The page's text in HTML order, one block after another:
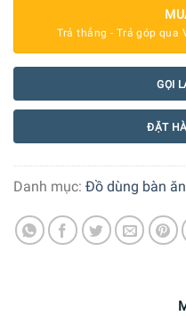
Trả thẳng - Trả góp qua
GỌI
ĐẶT
Danh mục: Đồ dùng bàn ăn